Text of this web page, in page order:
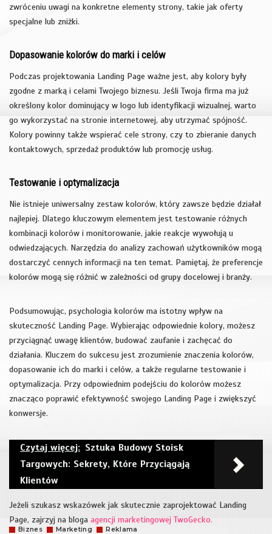
zwróceniu uwagi na konkretne elementy strony, takie jak oferty
specjalne lub zniżki.
Dopasowanie kolorów do marki i celów
Podczas projektowania Landing Page ważne jest, aby kolory były
zgodne z marką i celami Twojego biznesu. Jeśli Twoja firma ma już
określony kolor dominujący w logo lub identyfikacji wizualnej, warto
go wykorzystać na stronie internetowej, aby utrzymać spójność.
Kolory powinny także wspierać cele strony, czy to zbieranie danych
kontaktowych, sprzedaż produktów lub promocję usług.
Testowanie i optymalizacja
Nie istnieje uniwersalny zestaw kolorów, który zawsze będzie działał
najlepiej. Dlatego kluczowym elementem jest testowanie różnych
kombinacji kolorów i monitorowanie, jakie reakcje wywołują u
odwiedzających. Narzędzia do analizy zachowań użytkowników mogą
dostarczyć cennych informacji na ten temat. Pamiętaj, że preferencje
kolorów mogą się różnić w zależności od grupy docelowej i branży.
Podsumowując, psychologia kolorów ma istotny wpływ na
skuteczność Landing Page. Wybierając odpowiednie kolory, możesz
przyciągnąć uwagę klientów, budować zaufanie i zachęcać do
działania. Kluczem do sukcesu jest zrozumienie znaczenia kolorów,
dopasowanie ich do marki i celów, a także regularne testowanie i
optymalizacja. Przy odpowiednim podejściu do kolorów możesz
znacząco poprawić efektywność swojego Landing Page i zwiększyć
konwersje.
Czytaj więcej: Sztuka Budowy Stoisk
Targowych: Sekrety, Które Przyciągają
Klientów
Jeżeli szukasz wskazówek jak skutecznie zaprojektować Landing
Page, zajrzyj na bloga agencji marketingowej TwoGecko.
Biznes Marketing Reklama